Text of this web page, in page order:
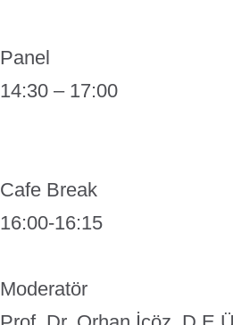
Panel
14:30 – 17:00
Cafe Break
16:00-16:15
Moderatör